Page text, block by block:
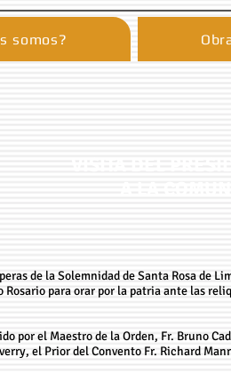
somos?
de la Solemnidad de Santa Rosa de
Rosario para orar por la patria ante las
por el Maestro de la Orden, Fr. Bruno
el Prior del Convento Fr. Richard